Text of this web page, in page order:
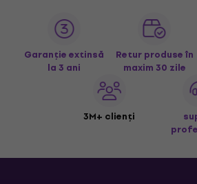
Garanție extinsă
la 3 ani
Retur produse în
maxim 30 zile
3M+ clienți